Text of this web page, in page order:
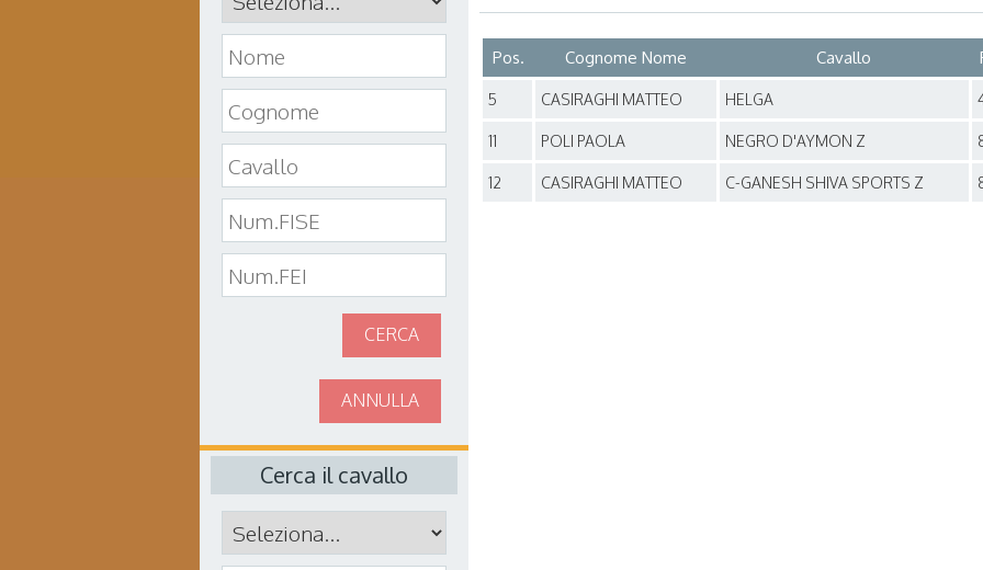
CERCA
ANNULLA
Cerca il cavallo
Pos. Cognome Nome Cavallo
5 CASIRAGHI MATTEO HELGA
11 POLI PAOLA NEGRO D'AYMON Z
12 CASIRAGHI MATTEO C-GANESH SHIVA SPORTS Z